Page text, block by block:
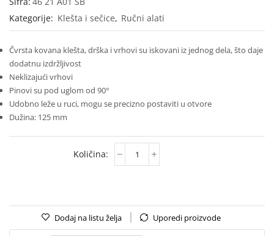
Kategorije: Klešta i sečice, Ručni alati
Čvrsta kovana klešta, drška i vrhovi su iskovani iz jednog dela, što daje
dodatnu izdržljivost
Neklizajući vrhovi
Pinovi su pod uglom od 90°
Udobno leže u ruci, mogu se precizno postaviti u otvore
Dužina: 125 mm
Dodaj na listu želja Uporedi proizvode